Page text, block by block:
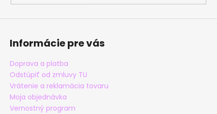
ý
p
Informácie pre vás
Doprava a platba
Odstúpiť od zmluvy TU
Vrátenie a reklamácia tovaru
Moja objednávka
Vernostný program